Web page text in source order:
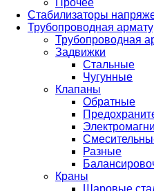
Прочее
Стабилизаторы
Трубопроводная
Трубопроводная
Задвижки
Стальные
Чугунные
Клапаны
Обратные
Разные
Краны